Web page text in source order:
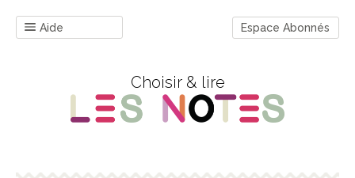
Aide Espace Abonnés
Choisir & lire